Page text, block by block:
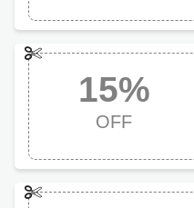
15%
OFF